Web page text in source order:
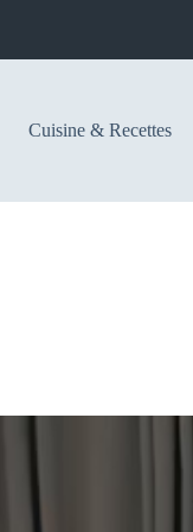
Cuisine & Recettes